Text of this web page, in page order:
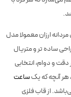
ارزان معمولا مدل
ساده تر و متریال
و دوام، انتخابی
هر آنچه که یکساعت
از قاب فلزی